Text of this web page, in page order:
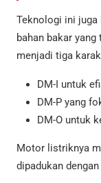
Teknologi ini juga
bahan bakar
menjadi tiga
DM-I untuk
DM-P yang
DM-O untuk
Motor listriknya
dipadukan